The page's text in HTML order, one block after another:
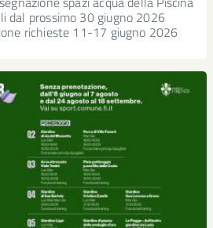
dal prossimo 30 giugno 2026
richieste 11-17 giugno 2026